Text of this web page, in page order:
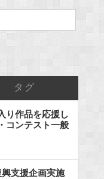
タグ
り作品を応援し
コンテスト一般
興支援企画実施